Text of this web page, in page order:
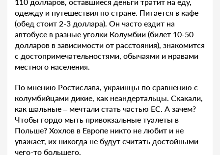
одежду и путешествия по стране. Питается в кафе
(обед стоит 2-3 доллара). Он часто ездит на
автобусе в разные уголки Колумбии (билет 10-50
долларов в зависимости от расстояния), знакомится
с достопримечательностями, обычаями и нравами
местного населения.
По мнению Ростислава, украинцы по сравнению с
колумбийцами дикие, как неандертальцы. Скакали,
как шальные – мечтали стать частью ЕС. А зачем?
Чтобы гордо мыть привокзальные туалеты в
Польше? Хохлов в Европе никто не любит и не
уважает, их никогда не будут считать достойными
чего-то большего.